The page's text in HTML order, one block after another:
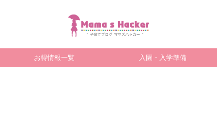
お得情報一覧 入園・入学準備